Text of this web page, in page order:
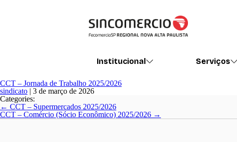
Institucional Serviços
CCT – Jornada de Trabalho 2025/2026
sindicato | 3 de março de 2026
Categories:
Navegação
de
Post
← CCT – Supermercados 2025/2026
CCT – Comércio (Sócio Econômico) 2025/2026 →